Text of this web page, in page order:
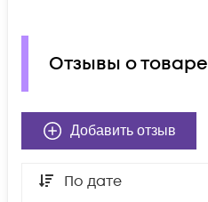
Отзывы о товаре
Добавить отзыв
По дате